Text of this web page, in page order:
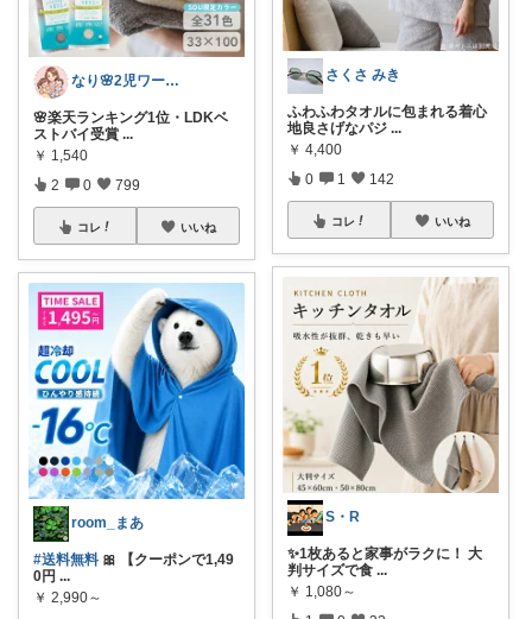
なり🌸2児ワーママの楽しい暮らし
🌸楽天ランキング1位・LDKベ
ストバイ受賞 ...
￥ 1,540
2 0 799
コレ いいね
room_まあ
#送料無料 🎀 【クーポンで1,49
0円 ...
￥ 2,990～
さくさ みき
ふわふわタオルに包まれる着心
地良さげなパジ ...
￥ 4,400
0 1 142
コレ いいね
S・R
✨1枚あると家事がラクに！ 大
判サイズで食 ...
￥ 1,080～